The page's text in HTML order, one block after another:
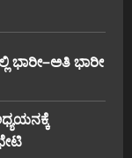
ಭಾರೀ–ಅತಿ ಭಾರೀ